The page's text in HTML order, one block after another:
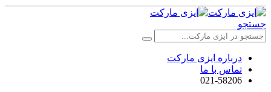
جستجو
درباره ایزی مارکت
تماس با ما
021-58206